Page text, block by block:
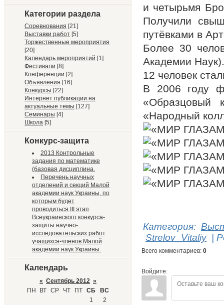
Категории раздела
Соревнования [21]
Выставки работ [5]
Торжественные мероприятия
[20]
Календарь мероприятий [1]
Фестивали [8]
Конференции [2]
Объявления [16]
Конкурсы [22]
Интернет публикации на
актуальные темы [127]
Семинары [4]
Школа [5]
Конкурс-защита
2013 Контрольные
задания по математике
(базовая дисциплина.
Перечень научных
отделений и секций Малой
академии наук Украины, по
которым будет
проводиться III этап
Всеукраинского конкурса-
защиты научно-
исследовательских работ
учащихся-членов Малой
академии наук Украины.
Календарь
« Сентябрь 2012 »
ПН
ВТ СР ЧТ ПТ СБ
ВС
1
2
и четырьмя
Получили
путёвками в
Более 30
Академии Наук).
12 человек
В 2006 году
«Образцовый
«Народный
Категория:
Strelov_Vitaliy
Всего комментариев: 0
Войдите: